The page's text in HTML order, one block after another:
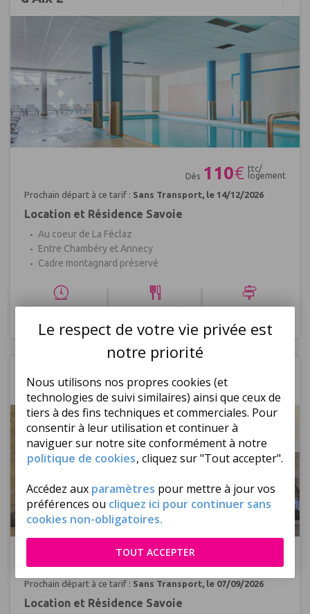
Le respect de votre vie privée est
notre priorité
Nous utilisons nos propres cookies (et
technologies de suivi similaires) ainsi que ceux de
tiers à des fins techniques et commerciales. Pour
consentir à leur utilisation et continuer à
naviguer sur notre site conformément à notre
politique de cookies, cliquez sur "Tout accepter".
Accédez aux paramètres pour mettre à jour vos
préférences ou cliquez ici pour continuer sans
cookies non-obligatoires.
TOUT ACCEPTER
Dès 110€ ttc/
logement
Prochain départ à ce tarif : Sans Transport, le 14/12/2026
Location et Résidence Savoie
Au coeur de La Féclaz
Entre Chambéry et Annecy
Cadre montagnard préservé
| |
Studio Le Refuge 2*
Réf : 528197
Dès 119€ logement
Prochain départ à ce tarif : Sans Transport, le 07/09/2026
Location et Résidence Savoie